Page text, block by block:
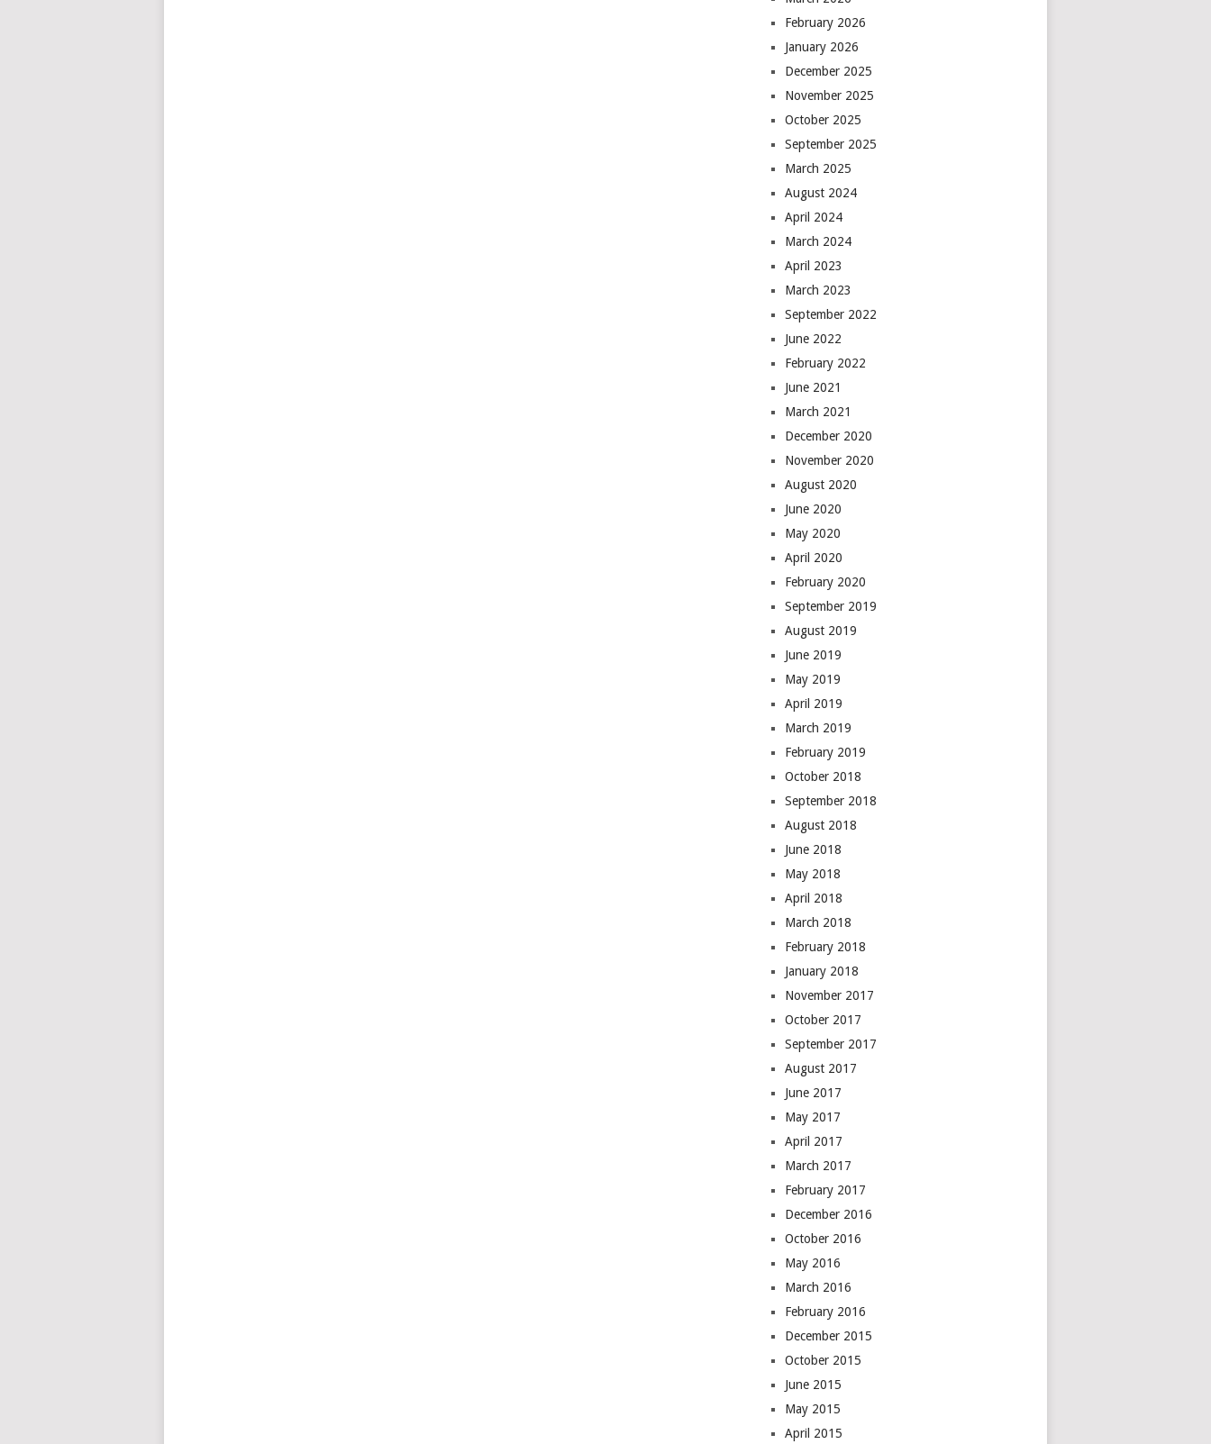
February 2026
January 2026
December 2025
November 2025
October 2025
September 2025
March 2025
August 2024
April 2024
March 2024
April 2023
March 2023
September 2022
June 2022
February 2022
June 2021
March 2021
December 2020
November 2020
August 2020
June 2020
May 2020
April 2020
February 2020
September 2019
August 2019
June 2019
May 2019
April 2019
March 2019
February 2019
October 2018
September 2018
August 2018
June 2018
May 2018
April 2018
March 2018
February 2018
January 2018
November 2017
October 2017
September 2017
August 2017
June 2017
May 2017
April 2017
March 2017
February 2017
December 2016
October 2016
May 2016
March 2016
February 2016
December 2015
October 2015
June 2015
May 2015
April 2015